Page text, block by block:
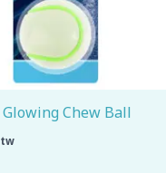
Chew Ball